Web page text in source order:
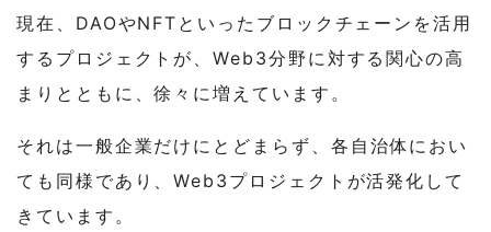
現在、DAOやNFTといったブロックチェーンを活用
するプロジェクトが、Web3分野に対する関心の高
まりとともに、徐々に増えています。
それは一般企業だけにとどまらず、各自治体におい
ても同様であり、Web3プロジェクトが活発化して
きています。